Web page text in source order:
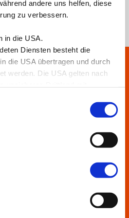
andere uns helfen, diese
zu verbessern.
in die USA.
Diensten besteht die
die USA übertragen und durch
werden. Die USA gelten nach
Sie in unserer
was ich nach Abschluss